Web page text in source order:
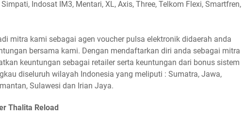
Indosat IM3, Mentari, XL, Axis, Three, Telkom Flexi, Smartfren,
mitra kami sebagai agen voucher pulsa elektronik didaerah anda
bersama kami. Dengan mendaftarkan diri anda sebagai mitra
keuntungan sebagai retailer serta keuntungan dari bonus sistem
diseluruh wilayah Indonesia yang meliputi : Sumatra, Jawa,
Sulawesi dan Irian Jaya.
Thalita Reload